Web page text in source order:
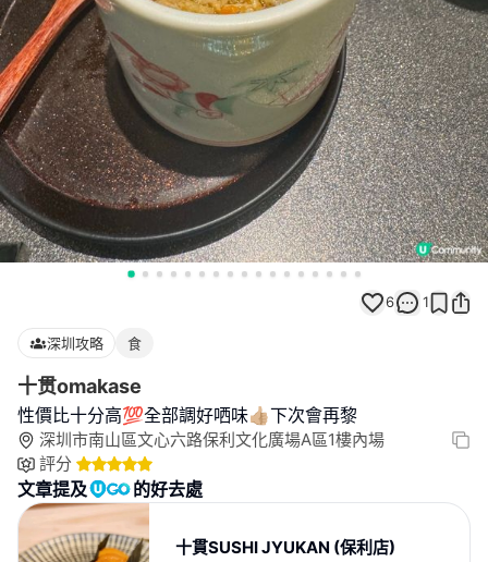
6 1
深圳攻略 食
十贯omakase
性價比十分高💯全部調好哂味👍🏼下次會再黎
深圳市南山區文心六路保利文化廣場A區1樓內場
評分
文章提及 的好去處
十貫SUSHI JYUKAN (保利店)